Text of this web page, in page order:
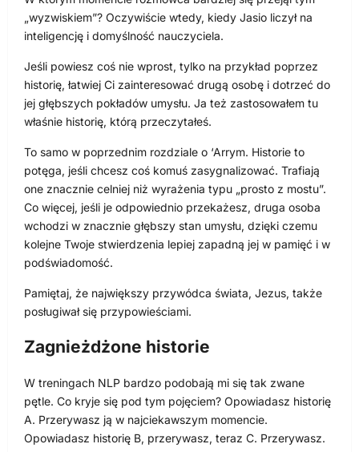
„wyzwiskiem”? Oczywiście wtedy, kiedy Jasio liczył na
inteligencję i domyślność nauczyciela.
Jeśli powiesz coś nie wprost, tylko na przykład poprzez
historię, łatwiej Ci zainteresować drugą osobę i dotrzeć do
jej głębszych pokładów umysłu. Ja też zastosowałem tu
właśnie historię, którą przeczytałeś.
To samo w poprzednim rozdziale o ‘Arrym. Historie to
potęga, jeśli chcesz coś komuś zasygnalizować. Trafiają
one znacznie celniej niż wyrażenia typu „prosto z mostu”.
Co więcej, jeśli je odpowiednio przekażesz, druga osoba
wchodzi w znacznie głębszy stan umysłu, dzięki czemu
kolejne Twoje stwierdzenia lepiej zapadną jej w pamięć i w
podświadomość.
Pamiętaj, że największy przywódca świata, Jezus, także
posługiwał się przypowieściami.
Zagnieżdżone historie
W treningach NLP bardzo podobają mi się tak zwane
pętle. Co kryje się pod tym pojęciem? Opowiadasz historię
A. Przerywasz ją w najciekawszym momencie.
Opowiadasz historię B, przerywasz, teraz C. Przerywasz.